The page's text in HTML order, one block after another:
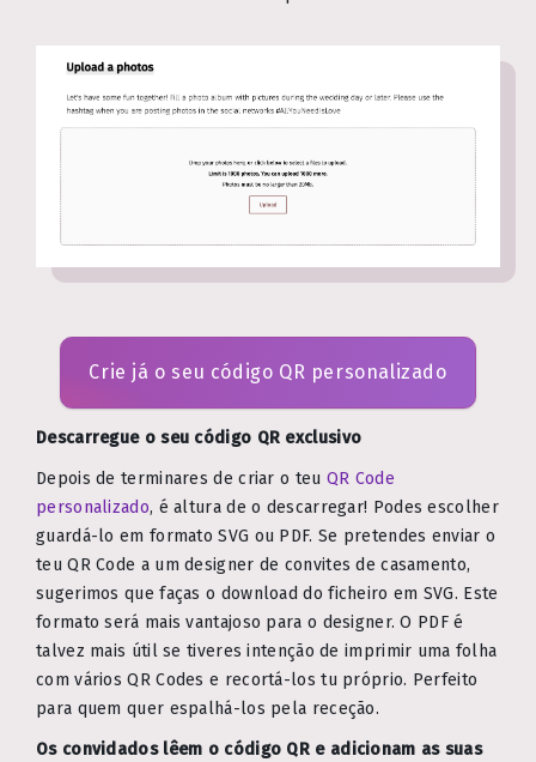
Crie já o seu código QR personalizado
Descarregue o seu código QR exclusivo
Depois de terminares de criar o teu QR Code
personalizado, é altura de o descarregar! Podes escolher
guardá-lo em formato SVG ou PDF. Se pretendes enviar o
teu QR Code a um designer de convites de casamento,
sugerimos que faças o download do ficheiro em SVG. Este
formato será mais vantajoso para o designer. O PDF é
talvez mais útil se tiveres intenção de imprimir uma folha
com vários QR Codes e recortá-los tu próprio. Perfeito
para quem quer espalhá-los pela receção.
Os convidados lêem o código QR e adicionam as suas